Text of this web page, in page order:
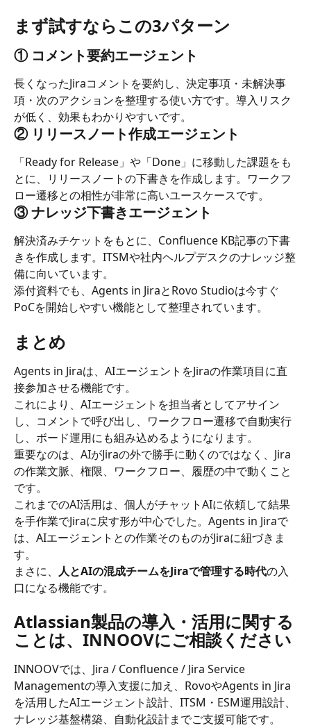
まず試すならこの3パターン
① コメント要約エージェント
長くなったJiraコメントを要約し、決定事項・未解決事
項・次のアクションを整理する使い方です。導入リスク
が低く、効果もわかりやすいです。
② リリースノート作成エージェント
「Ready for Release」や「Done」に移動した課題をも
とに、リリースノートの下書きを作成します。ワークフ
ロー遷移との相性が非常に高いユースケースです。
③ ナレッジ下書きエージェント
解決済みチケットをもとに、Confluence KB記事の下書
きを作成します。ITSMや社内ヘルプデスクのナレッジ整
備に向いています。
添付資料でも、Agents in JiraとRovo Studioは今すぐ
PoCを開始しやすい機能として整理されています。
まとめ
Agents in Jiraは、AIエージェントをJiraの作業項目に直
接参加させる機能です。
これにより、AIエージェントを担当者としてアサイン
し、コメントで呼び出し、ワークフロー遷移で自動実行
し、ボード運用にも組み込めるようになります。
重要なのは、AIがJiraの外で勝手に動くのではなく、Jira
の作業文脈、権限、ワークフロー、履歴の中で動くこと
です。
これまでのAI活用は、個人がチャットAIに依頼して結果
を手作業でJiraに戻す形が中心でした。Agents in Jiraで
は、AIエージェントとの作業そのものがJiraに紐づきま
す。
まさに、 人とAIの混成チームをJiraで管理する時代の入
口になる機能です。
Atlassian製品の導入・活用に関する
ことは、INNOOVにご相談ください
INNOOVでは、Jira / Confluence / Jira Service
Managementの導入支援に加え、RovoやAgents in Jira
を活用したAIエージェント設計、ITSM・ESM運用設計、
ナレッジ基盤構築、自動化設計までご支援可能です。